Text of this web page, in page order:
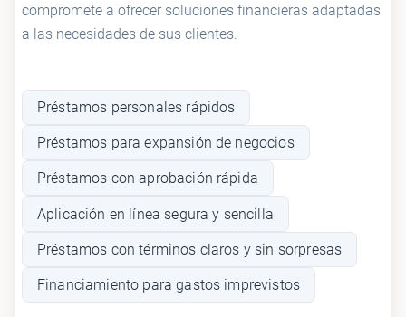
compromete a ofrecer soluciones financieras adaptadas
a las necesidades de sus clientes.
Préstamos personales rápidos
Préstamos para expansión de negocios
Préstamos con aprobación rápida
Aplicación en línea segura y sencilla
Préstamos con términos claros y sin sorpresas
Financiamiento para gastos imprevistos